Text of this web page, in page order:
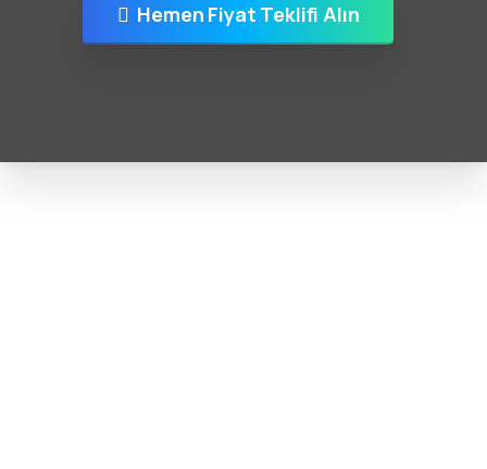
Hemen Fiyat Teklifi Alın